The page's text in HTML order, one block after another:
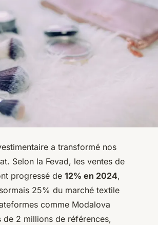
a transformé nos
Selon la Fevad, les ventes de
progressé de 12% en 2024,
25% du marché textile
comme Modalova
de 2 millions de références,